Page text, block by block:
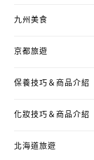
九州美食
京都旅遊
保養技巧＆商品介紹
化妝技巧＆商品介紹
北海道旅遊